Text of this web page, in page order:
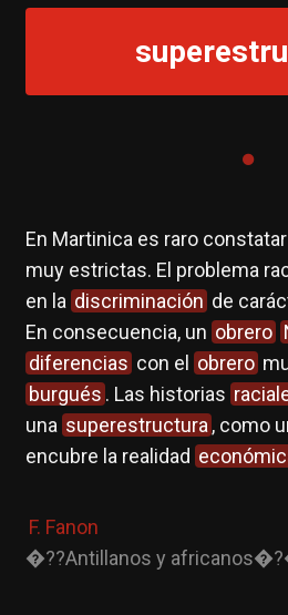
En Martinica es raro
muy estrictas. El problema
en la discriminación de
En consecuencia, un obrero
diferencias con el obrero
burgués . Las historias
una superestructura , como
encubre la realidad
F. Fanon
�??Antillanos y